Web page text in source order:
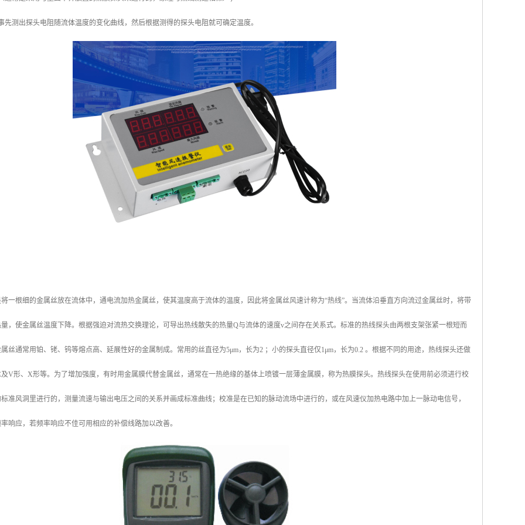
先测出探头电阻随流体温度的变化曲线，然后根据测得的探头电阻就可确定温度。
一根细的金属丝放在流体中，通电流加热金属丝，使其温度高于流体的温度，因此将金属丝风速计称为“热线”。当流体沿垂直方向流过金属丝时，将带
，使金属丝温度下降。根据强迫对流热交换理论，可导出热线散失的热量Q与流体的速度v之间存在关系式。标准的热线探头由两根支架张紧一根短而
丝通常用铂、铑、钨等熔点高、延展性好的金属制成。常用的丝直径为5μm，长为2 ；小的探头直径仅1μm，长为0.2 。根据不同的用途，热线探头还做
V形、X形等。为了增加强度，有时用金属膜代替金属丝，通常在一热绝缘的基体上喷镀一层薄金属膜，称为热膜探头。热线探头在使用前必须进行校
准风洞里进行的，测量流速与输出电压之间的关系并画成标准曲线；校准是在已知的脉动流场中进行的，或在风速仪加热电路中加上一脉动电信号，
响应，若频率响应不佳可用相应的补偿线路加以改善。